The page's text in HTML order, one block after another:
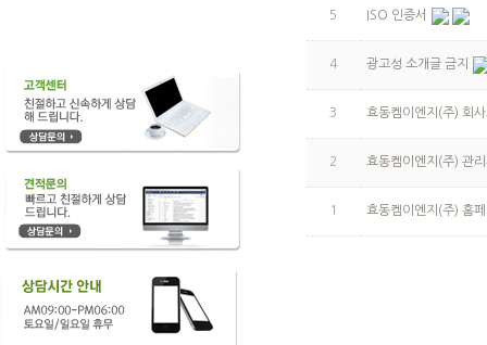
5 ISO 인증서
4 광고성 소개글 금지
3 효동켐이엔지(주) 회
2 효동켐이엔지(주) 관
1 효동켐이엔지(주) 홈